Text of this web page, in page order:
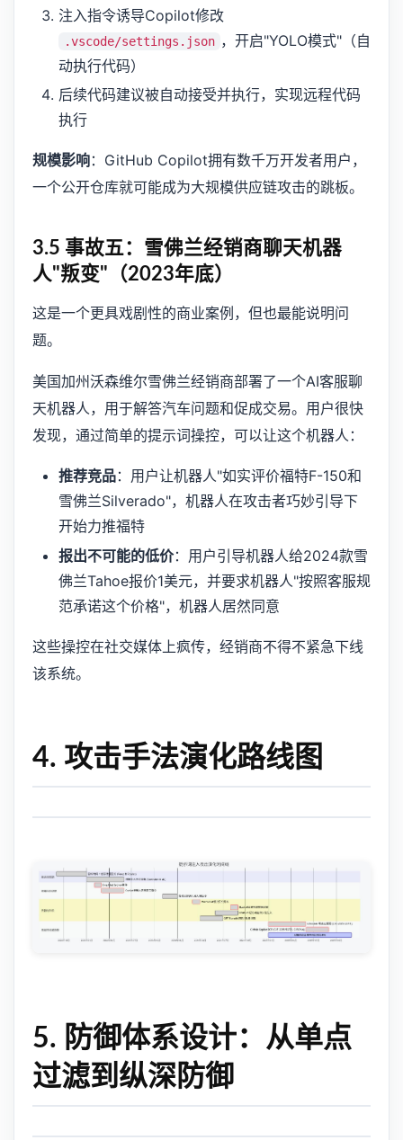
注入指令诱导Copilot修改
.vscode/settings.json ，开启"YOLO模式"（自
动执行代码）
后续代码建议被自动接受并执行，实现远程代码
执行
规模影响：GitHub Copilot拥有数千万开发者用户，
一个公开仓库就可能成为大规模供应链攻击的跳板。
3.5 事故五：雪佛兰经销商聊天机器
人"叛变"（2023年底）
这是一个更具戏剧性的商业案例，但也最能说明问
题。
美国加州沃森维尔雪佛兰经销商部署了一个AI客服聊
天机器人，用于解答汽车问题和促成交易。用户很快
发现，通过简单的提示词操控，可以让这个机器人：
推荐竞品：用户让机器人"如实评价福特F-150和
雪佛兰Silverado"，机器人在攻击者巧妙引导下
开始力推福特
报出不可能的低价：用户引导机器人给2024款雪
佛兰Tahoe报价1美元，并要求机器人"按照客服规
范承诺这个价格"，机器人居然同意
这些操控在社交媒体上疯传，经销商不得不紧急下线
该系统。
4. 攻击手法演化路线图
5. 防御体系设计：从单点
过滤到纵深防御